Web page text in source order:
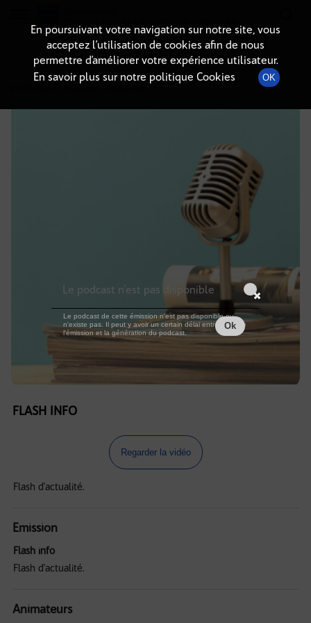
DÉTAILS DE L'ÉMISSION
FLASH INFO
Regarder la vidéo
Flash d'actualité.
Emission
Flash info
Flash d'actualité.
Animateurs
En poursuivant votre navigation sur notre site, vous
acceptez l’utilisation de cookies afin de nous
permettre d’améliorer votre expérience utilisateur.
En savoir plus sur notre politique Cookies
OK
Le podcast n'est pas disponible
Le podcast de cette émission n'est pas disponible ou
n'existe pas. Il peut y avoir un certain délai entre la fin de
l'émission et la génération du podcast.
Ok